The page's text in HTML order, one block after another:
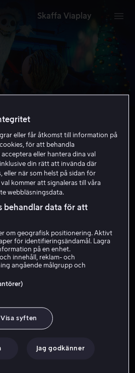
Skaffa Viaplay
Before Christmas
Animation 1993
Hyr 55 kr
Han övervakar skapandet av
eller får åtkomst till information på
för att behandla
eller hantera dina val
din rätt att invända där
eller när som helst på sidan för
kommer att signaleras till våra
webbläsningsdata.
behandlar data för att
om geografisk positionering. Aktivt
för identifieringsändamål. Lagra
på en enhet.
innehåll, reklam- och
angående målgrupp och
Visa syften
Jag godkänner